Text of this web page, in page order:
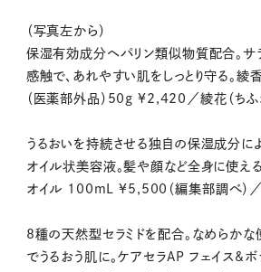
（写真左から）
保湿有効成分ヘパリン類似物質配合。サ
感触で、あれやすい肌をしっとり守る。綾
（医薬部外品）50g ¥2,420／綾花（ちふ
うるおいを持続させる独自の保湿成分に
オイル状美容液。髪や顔など全身に使える
オイル 100mL ¥5,500（編集部調べ）／
8種の天然型セラミドを配合。なめらかな
でうるおう肌に。ケアセラAP フェイス&